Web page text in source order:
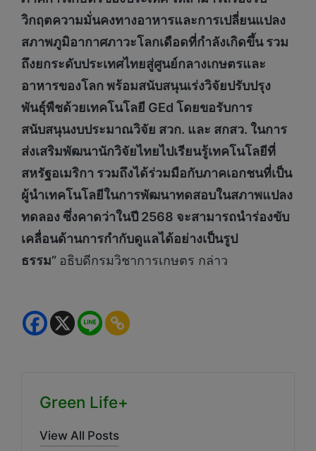
วิกฤตความมั่นคงทางอาหารและการเปลี่ยนแปลง
สภาพภูมิอากาศภาวะโลกเดือดที่กำลังเกิดขึ้น รวม
ถึงยกระดับประเทศไทยสู่ศูนย์กลางเกษตรและ
อาหารของโลก พร้อมสนับสนุนเร่งวิจัยปรับปรุง
พันธุ์พืชด้วยเทคโนโลยี GEd โดยขอรับการ
สนับสนุนงบประมาณวิจัย สวก. และ สกสว. ในการ
ส่งเสริมพัฒนานักวิจัยไทยไปเรียนรู้เทคโนโลยีที่
สหรัฐอเมริกา รวมถึงได้ร่วมมือกับภาคเอกชนที่เป็น
ผู้นำเทคโนโลยีในการพัฒนาทดสอบในสภาพแปลง
ทดลอง ซึ่งคาดว่าในปี 2568 จะสามารถนำร่องขับ
เคลื่อนด้านการกำกับดูแลได้อย่างเป็นรูป
ธรรม” อธิบดีกรมวิชาการเกษตร กล่าว
Green Life+
View All Posts